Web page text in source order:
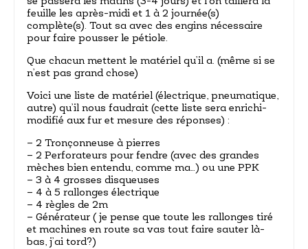
feuille les après-midi et 1 à 2 journée(s)
complète(s). Tout sa avec des engins nécessaire
pour faire pousser le pétiole.
Que chacun mettent le matériel qu’il a. (même si se
n’est pas grand chose)
Voici une liste de matériel (électrique, pneumatique,
autre) qu’il nous faudrait (cette liste sera enrichi-
modifié aux fur et mesure des réponses) :
– 2 Tronçonneuse à pierres
– 2 Perforateurs pour fendre (avec des grandes
mèches bien entendu, comme ma…) ou une PPK
– 3 à 4 grosses disqueuses
– 4 à 5 rallonges électrique
– 4 règles de 2m
– Générateur ( je pense que toute les rallonges tiré
et machines en route sa vas tout faire sauter là-
bas, j’ai tord?)